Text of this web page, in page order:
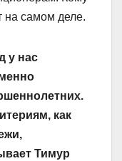
на самом деле.
у нас
как
Тимур